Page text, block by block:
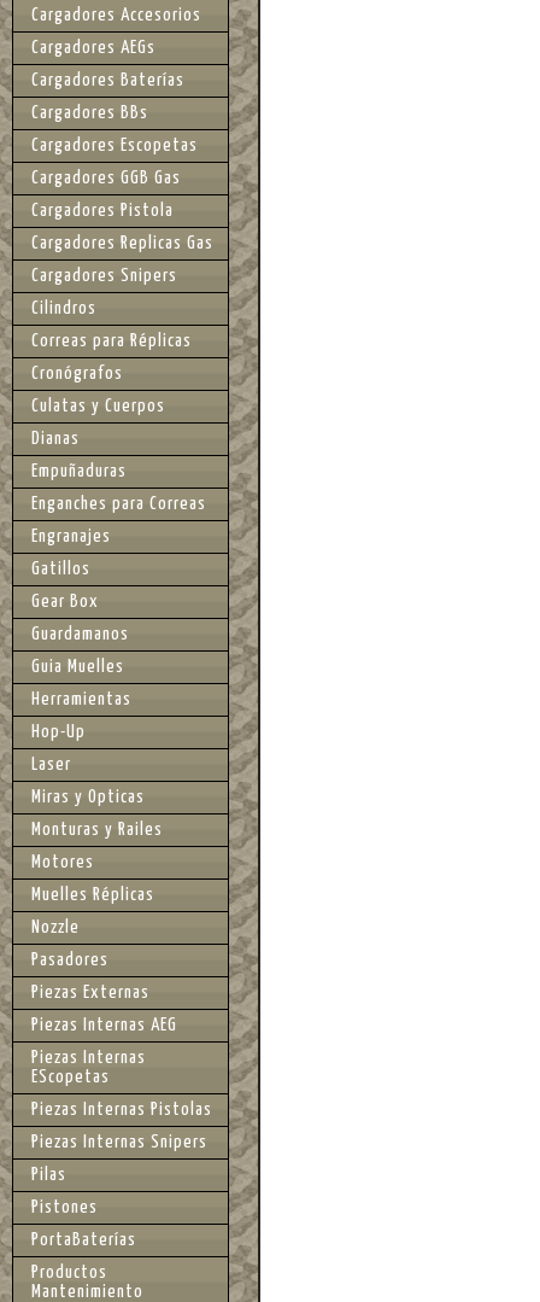
Cargadores Accesorios
Cargadores AEGs
Cargadores Baterías
Cargadores BBs
Cargadores Escopetas
Cargadores GGB Gas
Cargadores Pistola
Cargadores Replicas Gas
Cargadores Snipers
Cilindros
Correas para Réplicas
Cronógrafos
Culatas y Cuerpos
Dianas
Empuñaduras
Enganches para Correas
Engranajes
Gatillos
Gear Box
Guardamanos
Guia Muelles
Herramientas
Hop-Up
Laser
Miras y Opticas
Monturas y Railes
Motores
Muelles Réplicas
Nozzle
Pasadores
Piezas Externas
Piezas Internas AEG
Piezas Internas
EScopetas
Piezas Internas Pistolas
Piezas Internas Snipers
Pilas
Pistones
PortaBaterías
Productos
Mantenimiento